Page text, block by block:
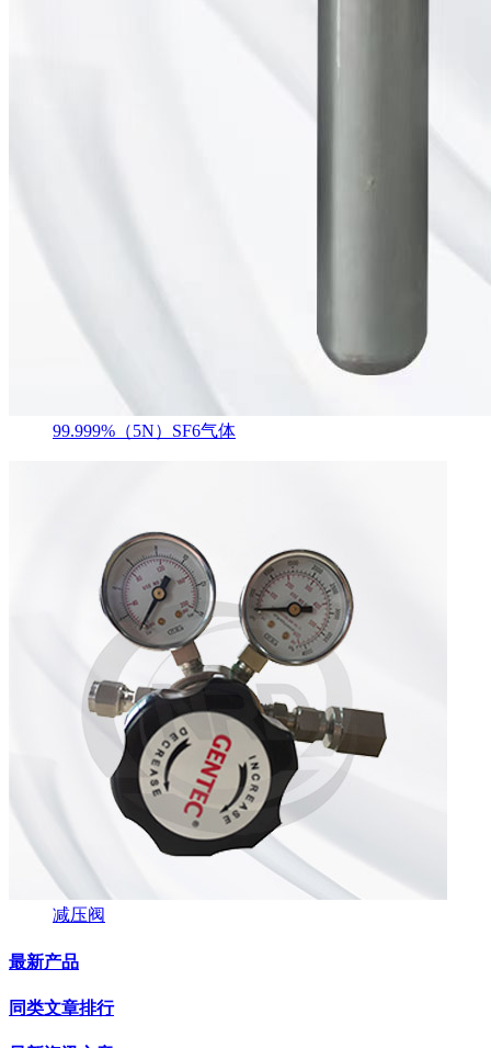
99.999%（5N）SF6气体
减压阀
最新产品
同类文章排行